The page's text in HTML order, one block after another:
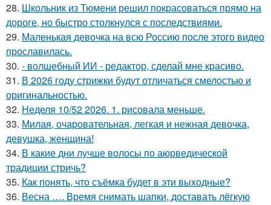
28. Школьник из Тюмени решил покрасоваться прямо на
дороге, но быстро столкнулся с последствиями.
29. Маленькая девочка на всю Россию после этого видео
прославилась.
30. - волшебный ИИ - редактор, сделай мне красиво.
31. В 2026 году стрижки будут отличаться смелостью и
оригинальностью.
32. Неделя 10/52 2026. 1. рисовала меньше.
33. Милая, очаровательная, легкая и нежная девочка,
девушка, женщина!
34. В какие дни лучше волосы по аюрведической
традиции стричь?
35. Как понять, что съёмка будет в эти выходные?
36. Весна …. Время снимать шапки, доставать лёгкую